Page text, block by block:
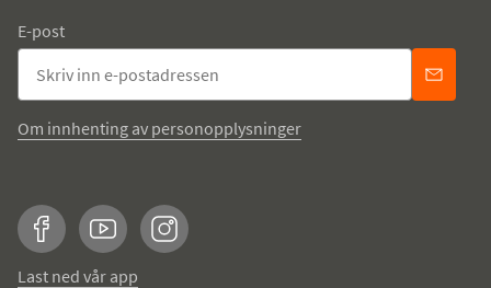
E-post
Om innhenting av personopplysninger
FacebookYouTubeInstagram
Last ned vår app